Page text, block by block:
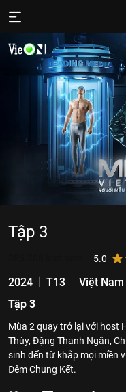
Tập 3
5.0
2024 T13 Việt Nam
Tập 3
Mùa 2 quay trở lại với host
Thùy, Đặng Thanh Ngân,
sinh đến từ khắp mọi miền
Đêm Chung Kết.